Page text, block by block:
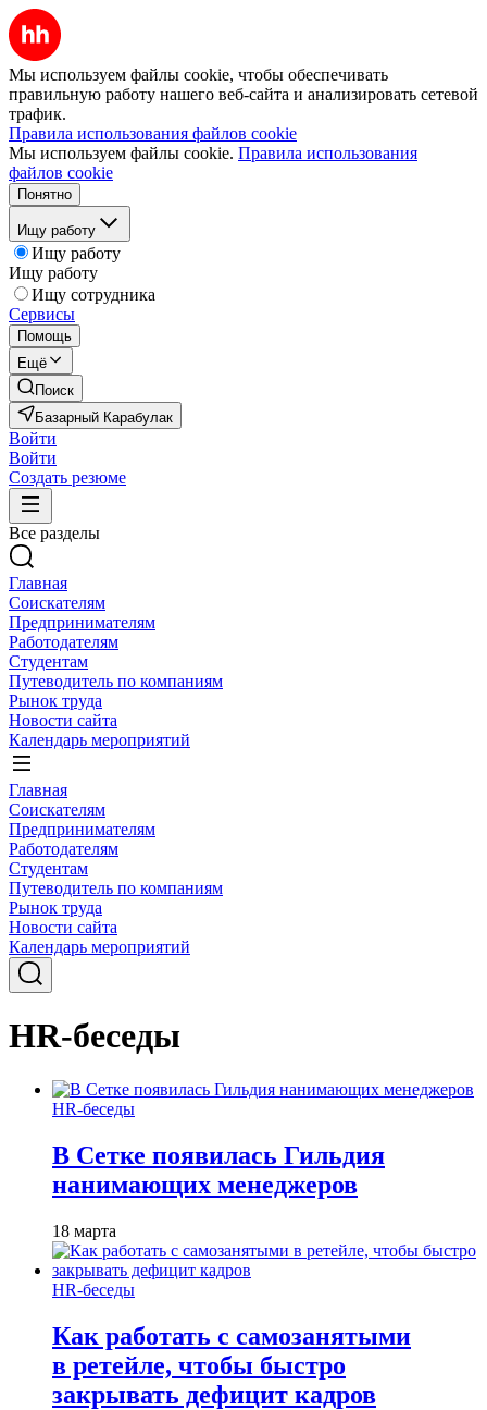
Мы используем файлы cookie, чтобы обеспечивать
правильную работу нашего веб-сайта и анализировать сетевой
трафик.
Правила использования файлов cookie
Мы используем файлы cookie. Правила использования
файлов cookie
Понятно
Ищу работу
Ищу работу
Ищу работу
Ищу сотрудника
Сервисы
Помощь
Ещё
Поиск
Базарный Карабулак
Войти
Войти
Создать резюме
Все разделы
Главная
Соискателям
Предпринимателям
Работодателям
Студентам
Путеводитель по компаниям
Рынок труда
Новости сайта
Календарь мероприятий
Главная
Соискателям
Предпринимателям
Работодателям
Студентам
Путеводитель по компаниям
Рынок труда
Новости сайта
Календарь мероприятий
HR-беседы
HR-беседы
В Сетке появилась Гильдия
нанимающих менеджеров
18 марта
HR-беседы
Как работать с самозанятыми
в ретейле, чтобы быстро
закрывать дефицит кадров